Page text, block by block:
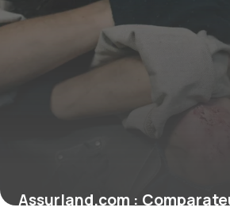
Assurland.com :